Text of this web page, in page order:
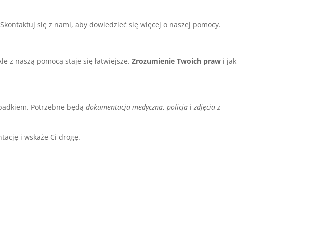
się z nami, aby dowiedzieć się więcej o naszej pomocy.
z naszą pomocą staje się łatwiejsze.Zrozumienie Twoich praw i jak
Potrzebne będądokumentacja medyczna,policja izdjęcia z
i wskaże Ci drogę.